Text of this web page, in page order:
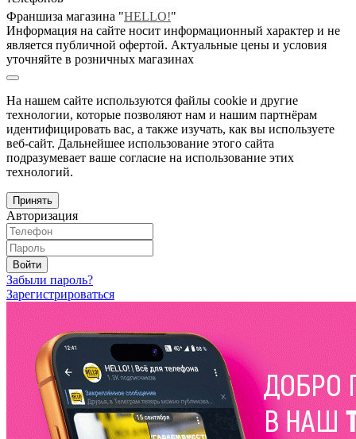
Франшиза магазина "HELLO!"
Информация на сайте носит информационный характер и не
является публичной офертой. Актуальные цены и условия
уточняйте в розничных магазинах
На нашем сайте используются файлы cookie и другие
технологии, которые позволяют нам и нашим партнёрам
идентифицировать вас, а также изучать, как вы используете
веб-сайт. Дальнейшее использование этого сайта
подразумевает ваше согласие на использование этих
технологий.
Принять
Авторизация
Войти
Забыли пароль?
Зарегистрироваться